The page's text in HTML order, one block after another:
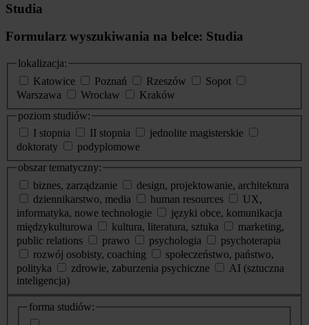
Studia
Formularz wyszukiwania na belce: Studia
lokalizacja:
Katowice
Poznań Rzeszów
Sopot
Warszawa
Wrocław
Kraków
poziom studiów:
I stopnia
II stopnia
jednolite magisterskie
doktoraty
podyplomowe
obszar tematyczny:
biznes, zarządzanie
design, projektowanie, architektura
dziennikarstwo, media
human resources
UX,
informatyka, nowe technologie
języki obce, komunikacja
międzykulturowa
kultura, literatura, sztuka
marketing,
public relations
prawo psychologia
psychoterapia
rozwój osobisty, coaching
społeczeństwo, państwo,
polityka
zdrowie, zaburzenia psychiczne
AI (sztuczna
inteligencja)
dodatkowe
informacje
forma studiów: